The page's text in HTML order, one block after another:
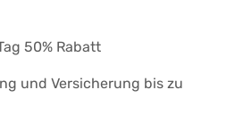
50% Rabatt
und Versicherung bis zu